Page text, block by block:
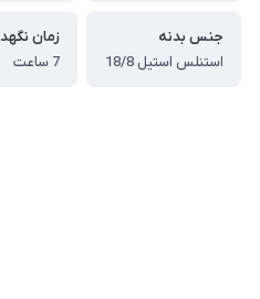
جنس بدنه
استنلس استیل 18/8
7 ساعت